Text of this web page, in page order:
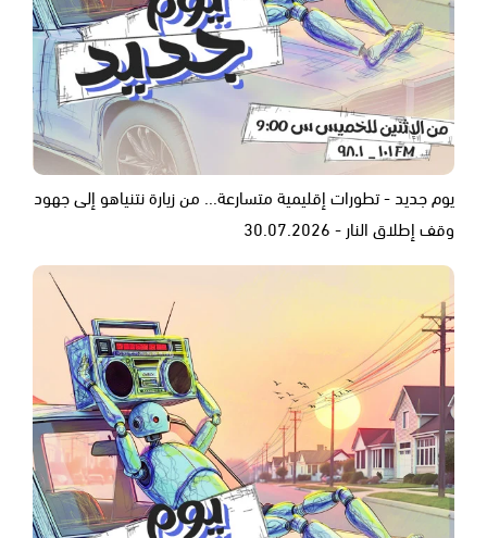
يوم جديد - تطورات إقليمية متسارعة... من زيارة نتنياهو إلى جهود
وقف إطلاق النار - 30.07.2026